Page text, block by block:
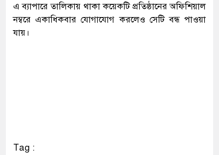
এ ব্যাপারে তালিকায় থাকা কয়েকটি প্রতিষ্ঠানের অফিশিয়াল
নম্বরে একাধিকবার যোগাযোগ করলেও সেটি বন্ধ পাওয়া
যায়।
Tag :